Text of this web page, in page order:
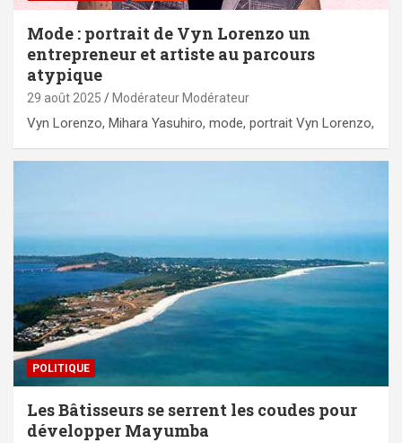
Mode : portrait de Vyn Lorenzo un
entrepreneur et artiste au parcours
atypique
29 août 2025 Modérateur Modérateur
Vyn Lorenzo, Mihara Yasuhiro, mode, portrait Vyn Lorenzo,
POLITIQUE
Les Bâtisseurs se serrent les coudes pour
développer Mayumba